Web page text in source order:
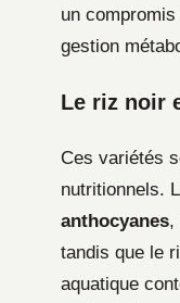
un
gestion
Le riz noir
Ces variétés
nutritionnels.
anthocyanes,
tandis que le
aquatique